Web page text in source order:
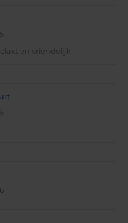
en vriendelijk